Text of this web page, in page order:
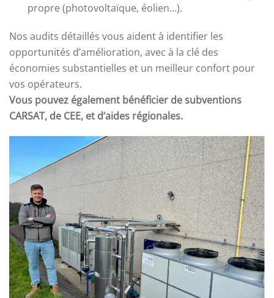
propre (photovoltaïque, éolien…).
Nos audits détaillés vous aident à identifier les
opportunités d’amélioration, avec à la clé des
économies substantielles et un meilleur confort pour
vos opérateurs.
Vous pouvez également bénéficier de subventions
CARSAT, de CEE, et d’aides régionales.